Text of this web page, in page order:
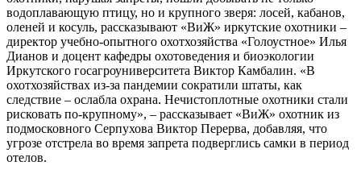
водоплавающую птицу, но и крупного зверя: лосей, кабанов,
оленей и косуль, рассказывают «ВиЖ» иркутские охотники –
директор учебно-опытного охотхозяйства «Голоустное» Илья
Дианов и доцент кафедры охотоведения и биоэкологии
Иркутского госагроуниверситета Виктор Камбалин. «В
охотхозяйствах из-за пандемии сократили штаты, как
следствие – ослабла охрана. Нечистоплотные охотники стали
рисковать по-крупному», – рассказывает «ВиЖ» охотник из
подмосковного Серпухова Виктор Перерва, добавляя, что
угрозе отстрела во время запрета подверглись самки в период
отелов.